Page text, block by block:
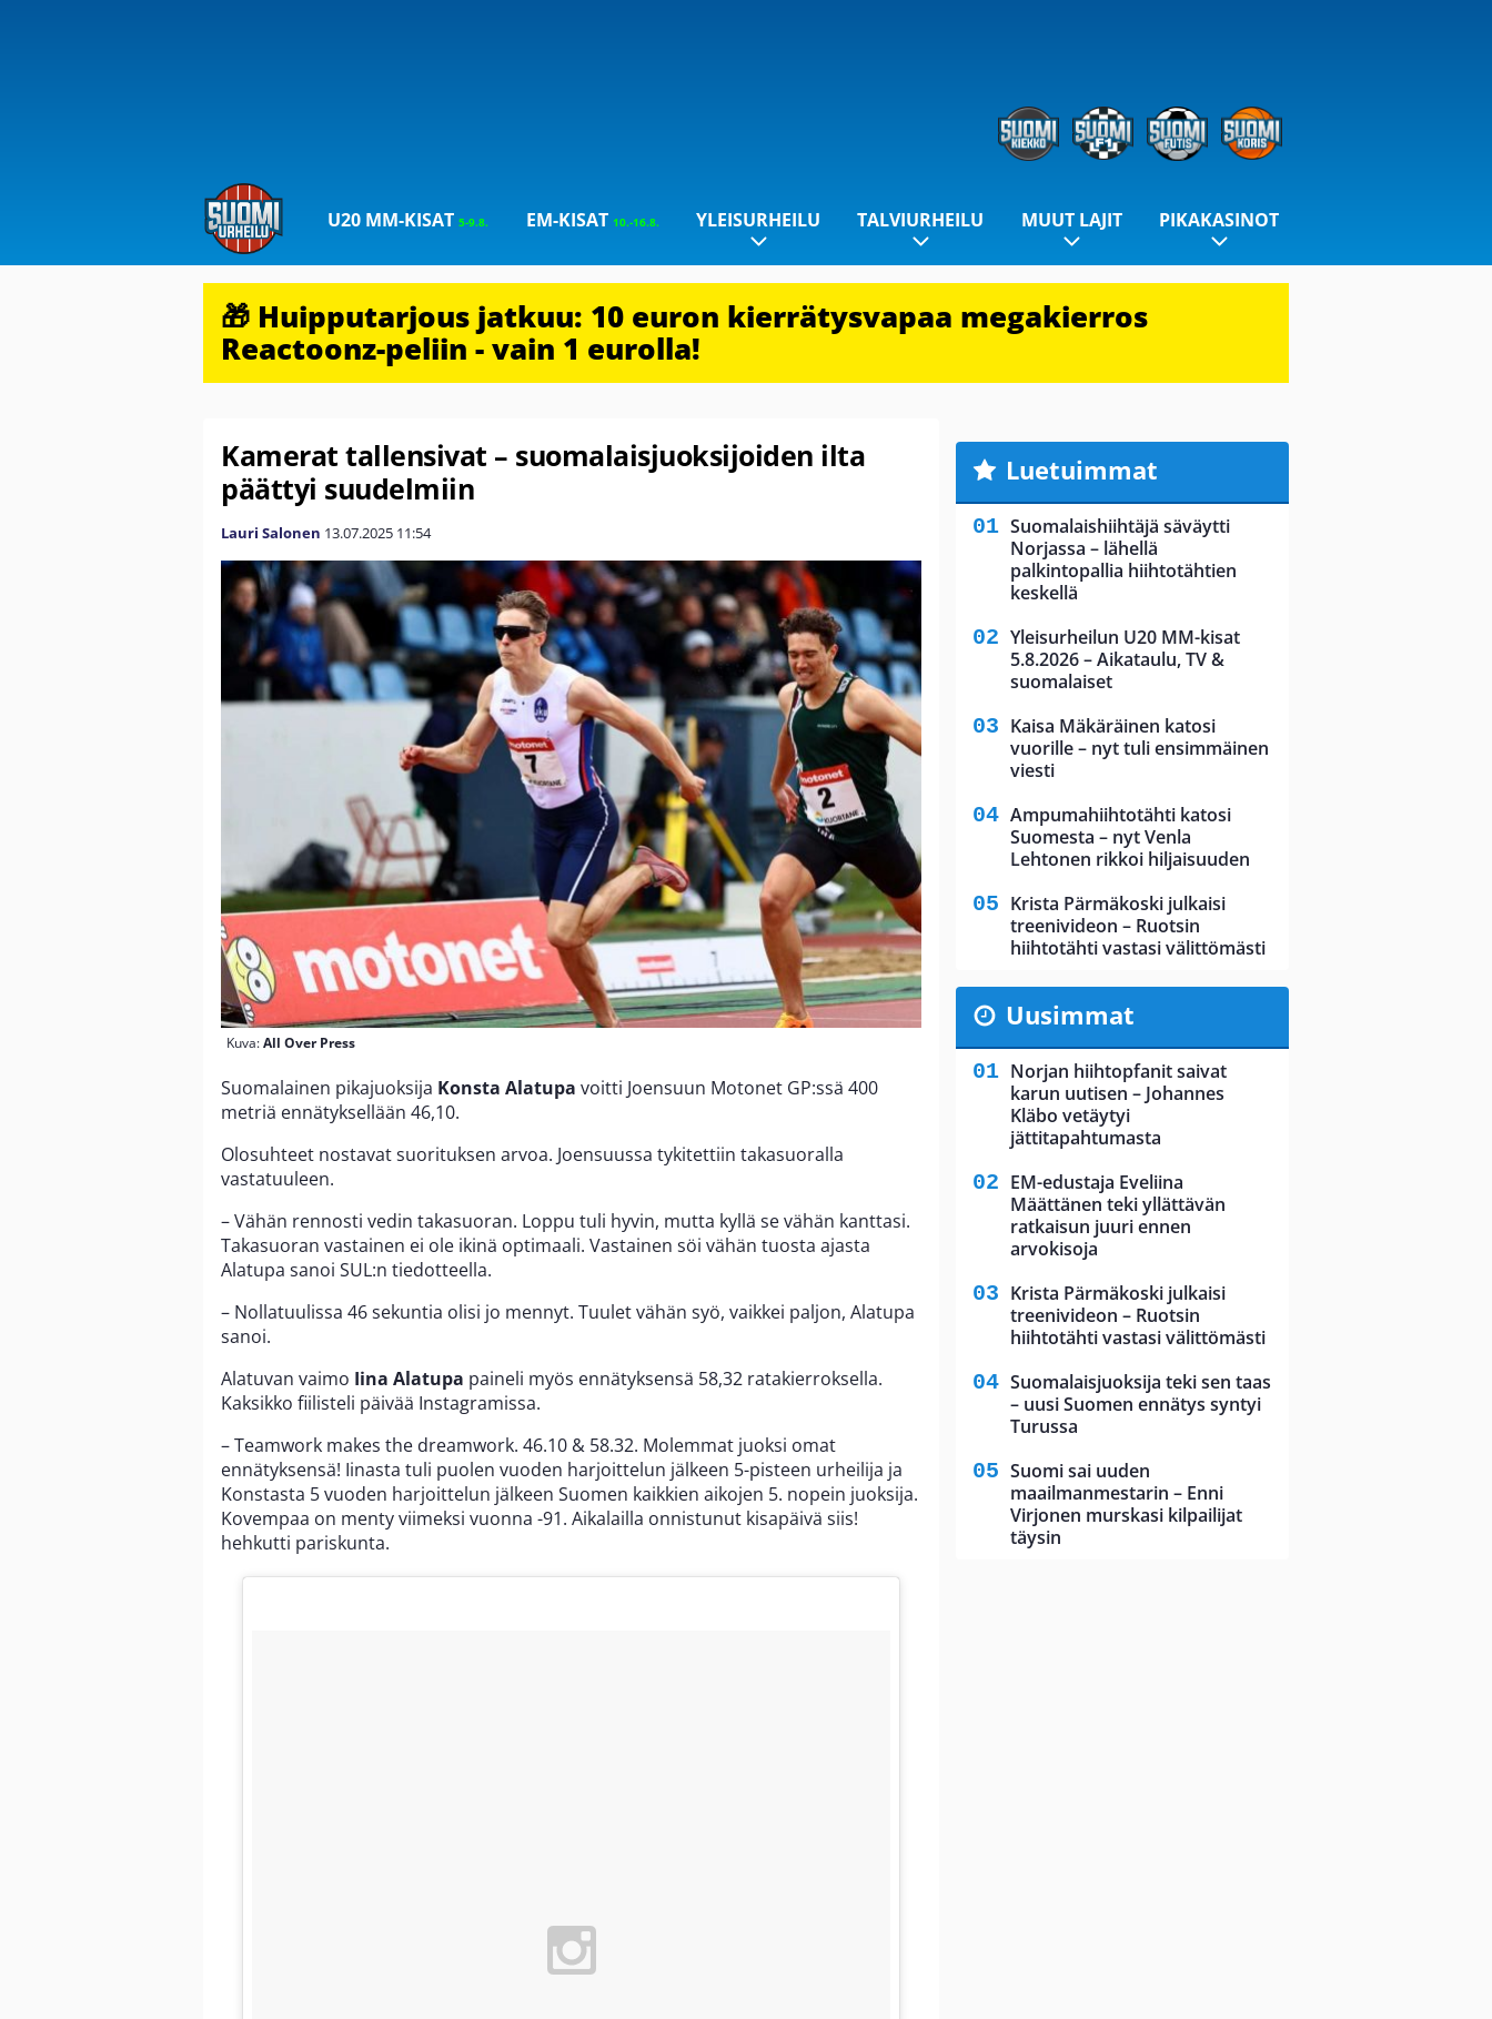
U20 MM-KISAT5-9.8. EM-KISAT 10.-16.8. YLEISURHEILU TALVIURHEILU MUUT LAJIT PIKAKASINOT
🎁 Huipputarjous jatkuu: 10 euron kierrätysvapaa megakierros
Reactoonz-peliin - vain 1 eurolla!
Kamerat tallensivat – suomalaisjuoksijoiden ilta
päättyi suudelmiin
Lauri Salonen 13.07.2025 11:54
Kuva:All Over Press
Suomalainen pikajuoksija Konsta Alatupa voitti Joensuun Motonet GP:ssä 400
metriä ennätyksellään 46,10.
Olosuhteet nostavat suorituksen arvoa. Joensuussa tykitettiin takasuoralla
vastatuuleen.
– Vähän rennosti vedin takasuoran. Loppu tuli hyvin, mutta kyllä se vähän kanttasi.
Takasuoran vastainen ei ole ikinä optimaali. Vastainen söi vähän tuosta ajasta
Alatupa sanoi SUL:n tiedotteella.
– Nollatuulissa 46 sekuntia olisi jo mennyt. Tuulet vähän syö, vaikkei paljon, Alatupa
sanoi.
Alatuvan vaimo Iina Alatupa paineli myös ennätyksensä 58,32 ratakierroksella.
Kaksikko fiilisteli päivää Instagramissa.
– Teamwork makes the dreamwork. 46.10 & 58.32. Molemmat juoksi omat
ennätyksensä! Iinasta tuli puolen vuoden harjoittelun jälkeen 5-pisteen urheilija ja
Konstasta 5 vuoden harjoittelun jälkeen Suomen kaikkien aikojen 5. nopein juoksija.
Kovempaa on menty viimeksi vuonna -91. Aikalailla onnistunut kisapäivä siis!
hehkutti pariskunta.
Luetuimmat
Suomalaishiihtäjä säväytti
Norjassa – lähellä
palkintopallia hiihtotähtien
keskellä
Yleisurheilun U20 MM-kisat
5.8.2026 – Aikataulu, TV &
suomalaiset
Kaisa Mäkäräinen katosi
vuorille – nyt tuli ensimmäinen
viesti
Ampumahiihtotähti katosi
Suomesta – nyt Venla
Lehtonen rikkoi hiljaisuuden
Krista Pärmäkoski julkaisi
treenivideon – Ruotsin
hiihtotähti vastasi välittömästi
Uusimmat
Norjan hiihtopfanit saivat
karun uutisen – Johannes
Kläbo vetäytyi
jättitapahtumasta
EM-edustaja Eveliina
Määttänen teki yllättävän
ratkaisun juuri ennen
arvokisoja
Krista Pärmäkoski julkaisi
treenivideon – Ruotsin
hiihtotähti vastasi välittömästi
Suomalaisjuoksija teki sen taas
– uusi Suomen ennätys syntyi
Turussa
Suomi sai uuden
maailmanmestarin – Enni
Virjonen murskasi kilpailijat
täysin